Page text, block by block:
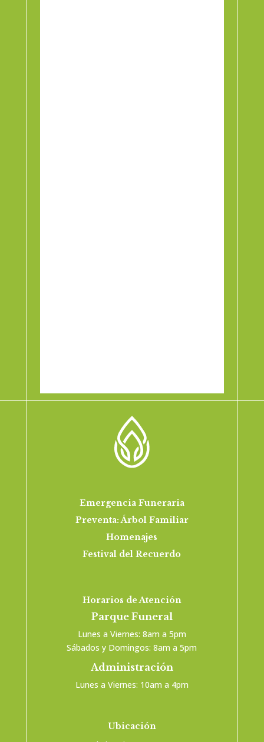
Emergencia Funeraria
Preventa: Árbol Familiar
Homenajes
Festival del Recuerdo
Horarios de Atención
Parque Funeral
Lunes a Viernes: 8am a 5pm
Sábados y Domingos: 8am a 5pm
Administración
Lunes a Viernes: 10am a 4pm
Ubicación